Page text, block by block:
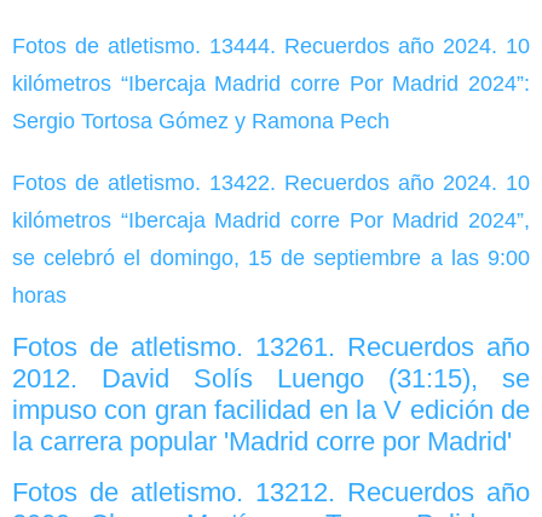
Fotos de atletismo. 13444. Recuerdos año 2024. 10
kilómetros “Ibercaja Madrid corre Por Madrid 2024”:
Sergio Tortosa Gómez y Ramona Pech
Fotos de atletismo. 13422. Recuerdos año 2024. 10
kilómetros “Ibercaja Madrid corre Por Madrid 2024”,
se celebró el domingo, 15 de septiembre a las 9:00
horas
Fotos de atletismo. 13261. Recuerdos año
2012. David Solís Luengo (31:15), se
impuso con gran facilidad en la V edición de
la carrera popular 'Madrid corre por Madrid'
Fotos de atletismo. 13212. Recuerdos año